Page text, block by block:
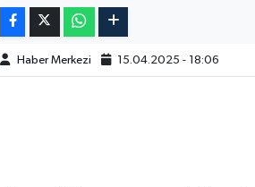
Haber Merkezi 15.04.2025 - 18:06